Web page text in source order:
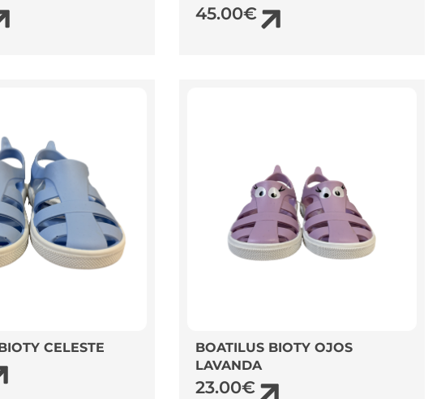
45.00€
CELESTE
BOATILUS BIOTY OJOS
LAVANDA
23.00€